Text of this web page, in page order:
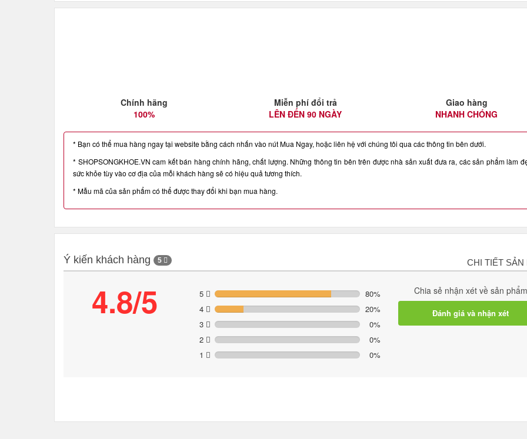
Chính hãng
100%
Miễn phí đổi trả
LÊN ĐẾN 90 NGÀY
Giao hàng
NHANH CHÓNG
* Bạn có thể mua hàng ngay tại website bằng cách nhấn vào nút Mua Ngay, hoặc liên hệ với chúng tôi qua các thông tin bên dưới.
* SHOPSONGKHOE.VN cam kết bán hàng chính hãng, chất lượng. Những thông tin bên trên được nhà sản xuất đưa ra, các sản phẩm làm
sức khỏe tùy vào cơ địa của mỗi khách hàng sẽ có hiệu quả tương thích.
* Mẫu mã của sản phẩm có thể được thay đổi khi bạn mua hàng.
Ý kiến khách hàng 5 CHI TIẾT SẢN
4.8/5 5
80%
4
20%
3
0%
2
0%
1
0%
Chia sẻ nhận xét về sản phẩm
Đánh giá và nhận xét